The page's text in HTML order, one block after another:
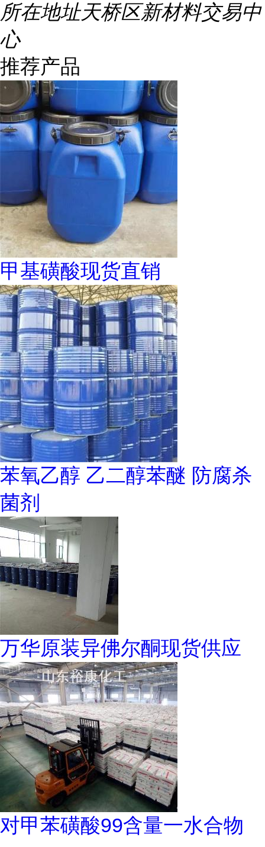
所在地址天桥区新材料交易中
心
推荐产品
甲基磺酸现货直销
苯氧乙醇 乙二醇苯醚 防腐杀
菌剂
万华原装异佛尔酮现货供应
对甲苯磺酸99含量一水合物